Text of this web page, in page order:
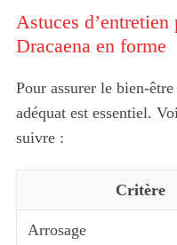
Astuces
Dracaena en forme
Pour assurer le bien-
adéquat est essentiel.
suivre :
Critère
Arrosage